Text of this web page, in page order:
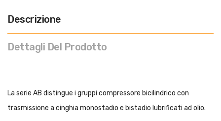
Descrizione
Dettagli Del Prodotto
La serie AB distingue i gruppi compressore bicilindrico con
trasmissione a cinghia monostadio e bistadio lubrificati ad olio.